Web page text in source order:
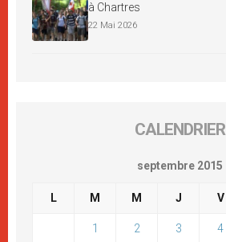
à Chartres
22 Mai 2026
CALENDRIER
septembre 2015
L M M J V
1 2 3 4